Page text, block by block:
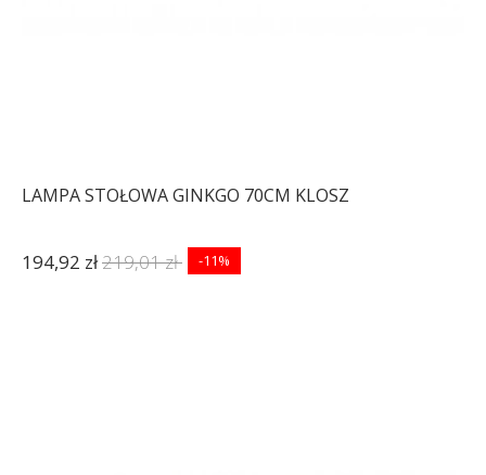
LAMPA STOŁOWA GINKGO 70CM KLOSZ
194,92 zł219,01 zł -11%